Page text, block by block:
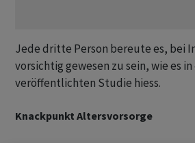
Jede dritte Person bereute es, bei
vorsichtig gewesen zu sein, wie es
veröffentlichten Studie hiess.
Knackpunkt Altersvorsorge